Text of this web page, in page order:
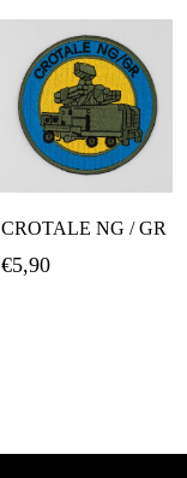
CROTALE NG / GR
€5,90